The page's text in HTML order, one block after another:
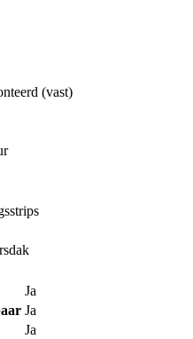
(vast)
Ja
Ja
Ja